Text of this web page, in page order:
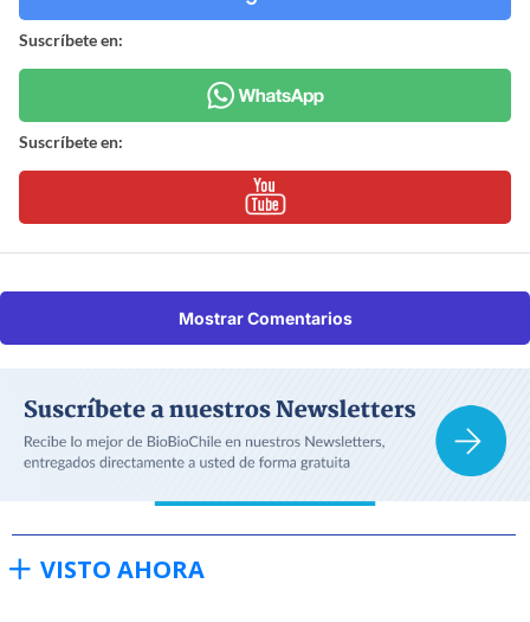
Suscríbete en:
Suscríbete en:
Mostrar Comentarios
VISTO AHORA